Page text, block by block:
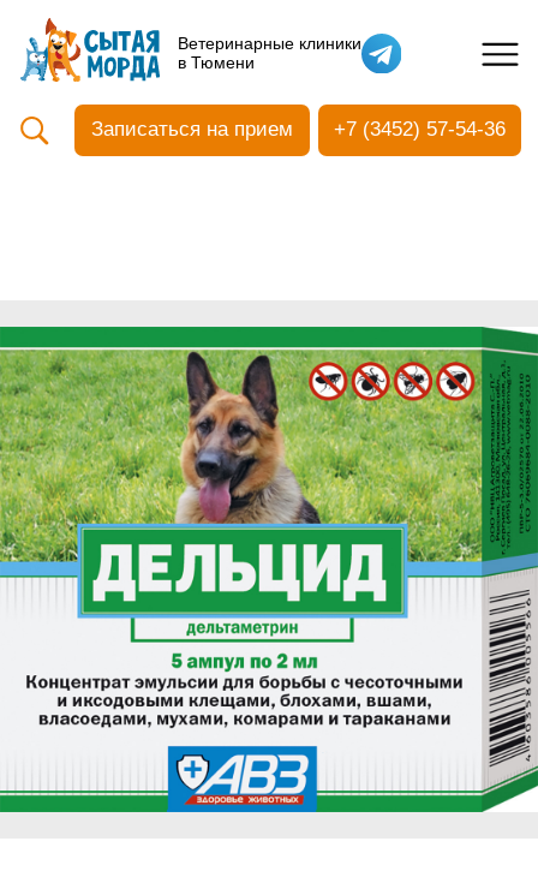
Ветеринарные клиники
в Тюмени
Кастрация собак
Вакцинация
Ультразвуковая чистка зубов
Общий анализ крови
Прием терапевтический
Прием хирургический
Прием дерматологический
Прием нефролого - урологический
Прием стоматологический
Прием эндокринологический